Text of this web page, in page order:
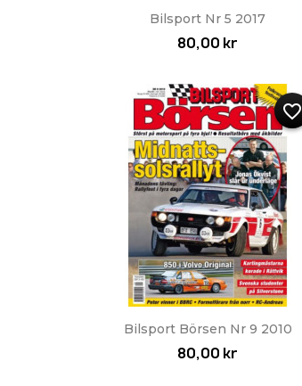
Snabbvy
Bilsport Nr 5 2017
80,00 kr
Snabbvy
Bilsport Börsen Nr 9 2010
80,00 kr
favorite_border